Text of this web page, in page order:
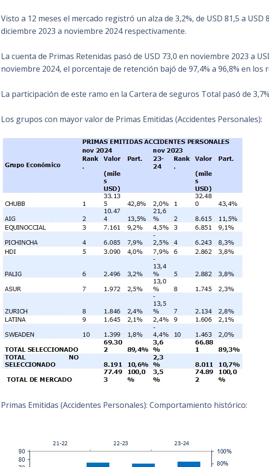
Visto a 12 meses el mercado registró un alza de 3,2%, de USD 81,5 a USD
diciembre 2023 a noviembre 2024 respectivamente.
La cuenta de Primas Retenidas pasó de USD 73,0 en noviembre 2023 a
noviembre 2024, el porcentaje de retención bajó de 97,4% a 96,8% en los
La participación de este ramo en la Cartera de seguros Total pasó de
Los grupos con mayor valor de Primas Emitidas (Accidentes Personales):
Primas Emitidas (Accidentes Personales): Comportamiento histórico: